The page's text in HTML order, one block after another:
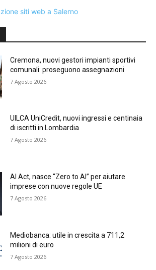
Cremona, nuovi gestori impianti sportivi
comunali: proseguono assegnazioni
7 Agosto 2026
UILCA UniCredit, nuovi ingressi e centinaia
di iscritti in Lombardia
7 Agosto 2026
AI Act, nasce “Zero to AI” per aiutare
imprese con nuove regole UE
7 Agosto 2026
Mediobanca: utile in crescita a 711,2
milioni di euro
7 Agosto 2026